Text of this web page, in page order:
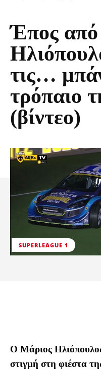
Έπος από
τις…
τρόπαιο
(βίντεο)
SUPERLEAGUE 1
Ο Μάριος
στιγμή στη φιέστα